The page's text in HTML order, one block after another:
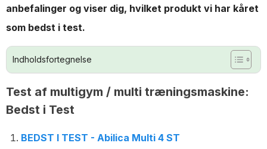
anbefalinger og viser dig, hvilket produkt vi har kåret
som bedst i test.
Indholdsfortegnelse
Test af multigym / multi træningsmaskine:
Bedst i Test
BEDST I TEST - Abilica Multi 4 ST